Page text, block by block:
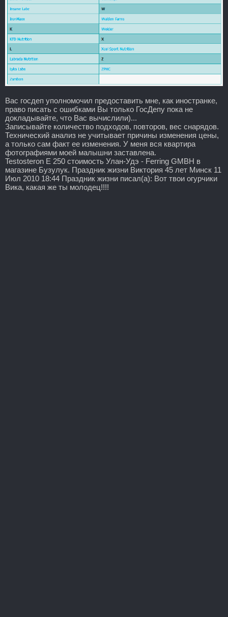
Вас госдеп уполномочил предоставить мне, как иностранке,
право писать с ошибками Вы только ГосДепу пока не
докладывайте, что Вас вычислили)...
Записывайте количество подходов, повторов, вес снарядов.
Технический анализ не учитывает причины изменения цены,
а только сам факт ее изменения. У меня вся квартира
фотографиями моей малышни заставлена.
Testosteron E 250 стоимость Улан-Удэ - Ferring GMBH в
магазине Бузулук. Праздник жизни Виктория 45 лет Минск 11
Июл 2010 18:44 Праздник жизни писал(а): Вот твои огурчики
Вика, какая же ты молодец!!!!